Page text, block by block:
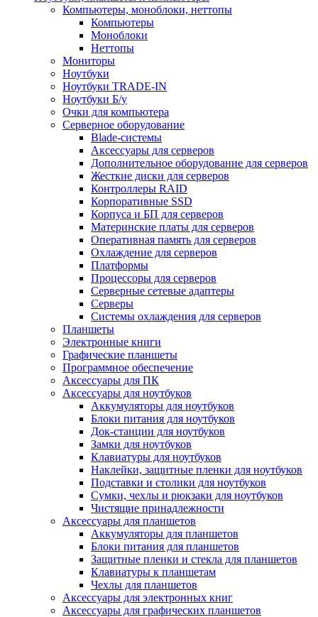
Компьютеры, моноблоки, неттопы
Компьютеры
Моноблоки
Неттопы
Мониторы
Ноутбуки
Ноутбуки TRADE-IN
Ноутбуки Б/у
Очки для компьютера
Серверное оборудование
Blade-системы
Аксессуары для серверов
Дополнительное оборудование для серверов
Жесткие диски для серверов
Контроллеры RAID
Корпоративные SSD
Корпуса и БП для серверов
Материнские платы для серверов
Оперативная память для серверов
Охлаждение для серверов
Платформы
Процессоры для серверов
Серверные сетевые адаптеры
Серверы
Системы охлаждения для серверов
Планшеты
Электронные книги
Графические планшеты
Программное обеспечение
Аксессуары для ПК
Аксессуары для ноутбуков
Аккумуляторы для ноутбуков
Блоки питания для ноутбуков
Док-станции для ноутбуков
Замки для ноутбуков
Клавиатуры для ноутбуков
Наклейки, защитные пленки для ноутбуков
Подставки и столики для ноутбуков
Сумки, чехлы и рюкзаки для ноутбуков
Чистящие принадлежности
Аксессуары для планшетов
Аккумуляторы для планшетов
Блоки питания для планшетов
Защитные пленки и стекла для планшетов
Клавиатуры к планшетам
Чехлы для планшетов
Аксессуары для электронных книг
Аксессуары для графических планшетов